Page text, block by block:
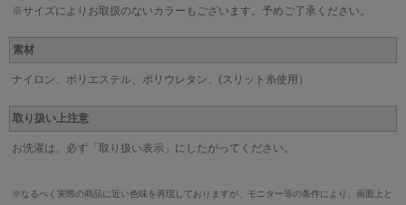
※サイズによりお取扱のないカラーもございます。予めご了承ください。
素材
ナイロン、ポリエステル、ポリウレタン、(スリット糸使用）
取り扱い上注意
お洗濯は、必ず「取り扱い表示」にしたがってください。
※なるべく実際の商品に近い色味を再現しておりますが、モニター等の条件により、画面上と